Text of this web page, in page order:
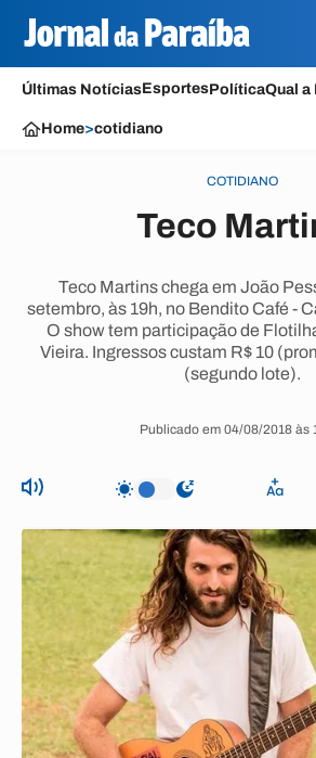
Últimas NotíciasEsportesPolíticaQual a
Home>cotidiano
COTIDIANO
Teco
Teco Martins chega em João
setembro, às 19h, no Bendito Café -
O show tem participação de
Vieira. Ingressos custam R$ 10
(segundo lote).
Publicado em 04/08/2018 às